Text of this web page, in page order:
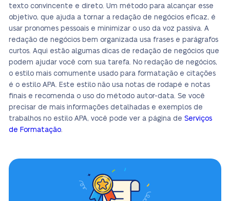
texto convincente e direto. Um método para alcançar esse
objetivo, que ajuda a tornar a redação de negócios eficaz, é
usar pronomes pessoais e minimizar o uso da voz passiva. A
redação de negócios bem organizada usa frases e parágrafos
curtos. Aqui estão algumas dicas de redação de negócios que
podem ajudar você com sua tarefa. No redação de negócios,
o estilo mais comumente usado para formatação e citações
é o estilo APA. Este estilo não usa notas de rodapé e notas
finais e recomenda o uso do método autor-data. Se você
precisar de mais informações detalhadas e exemplos de
trabalhos no estilo APA, você pode ver a página de Serviços
de Formatação.